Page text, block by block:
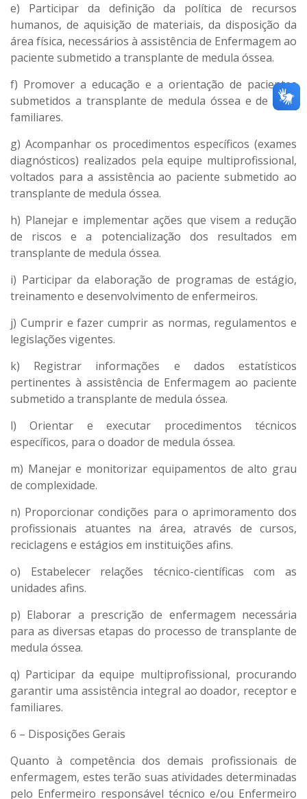
e) Participar da definição da política de recursos
humanos, de aquisição de materiais, da disposição da
área física, necessários à assistência de Enfermagem ao
paciente submetido a transplante de medula óssea.
f) Promover a educação e a orientação de pacientes
submetidos a transplante de medula óssea e de seus
familiares.
g) Acompanhar os procedimentos específicos (exames
diagnósticos) realizados pela equipe multiprofissional,
voltados para a assistência ao paciente submetido ao
transplante de medula óssea.
h) Planejar e implementar ações que visem a redução
de riscos e a potencialização dos resultados em
transplante de medula óssea.
i) Participar da elaboração de programas de estágio,
treinamento e desenvolvimento de enfermeiros.
j) Cumprir e fazer cumprir as normas, regulamentos e
legislações vigentes.
k) Registrar informações e dados estatísticos
pertinentes à assistência de Enfermagem ao paciente
submetido a transplante de medula óssea.
l) Orientar e executar procedimentos técnicos
específicos, para o doador de medula óssea.
m) Manejar e monitorizar equipamentos de alto grau
de complexidade.
n) Proporcionar condições para o aprimoramento dos
profissionais atuantes na área, através de cursos,
reciclagens e estágios em instituições afins.
o) Estabelecer relações técnico-científicas com as
unidades afins.
p) Elaborar a prescrição de enfermagem necessária
para as diversas etapas do processo de transplante de
medula óssea.
q) Participar da equipe multiprofissional, procurando
garantir uma assistência integral ao doador, receptor e
familiares.
6 – Disposições Gerais
Quanto à competência dos demais profissionais de
enfermagem, estes terão suas atividades determinadas
pelo Enfermeiro responsável técnico e/ou Enfermeiro